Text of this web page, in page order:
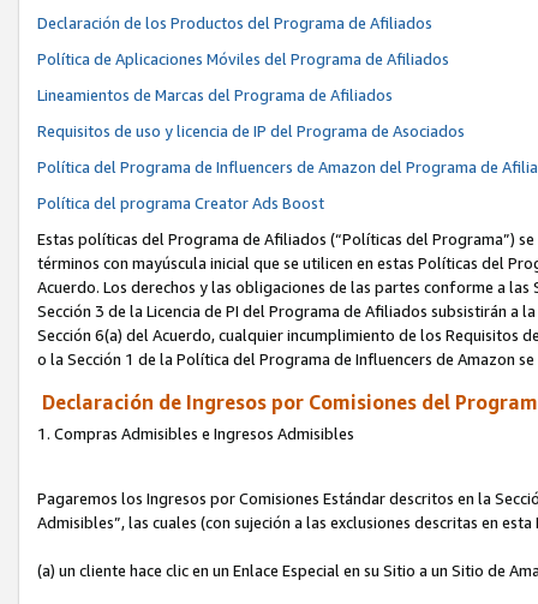
Declaración de los Productos del Programa de Afiliados
Política de Aplicaciones Móviles del Programa de Afiliados
Lineamientos de Marcas del Programa de Afiliados
Requisitos de uso y licencia de IP del Programa de Asociados
Política del Programa de Influencers de Amazon del Programa de
Política del programa Creator Ads Boost
Estas políticas del Programa de Afiliados (“Políticas del Programa”)
términos con mayúscula inicial que se utilicen en estas Políticas del
Acuerdo. Los derechos y las obligaciones de las partes conforme a
Sección 3 de la Licencia de PI del Programa de Afiliados subsistirán
Sección 6(a) del Acuerdo, cualquier incumplimiento de los Requisitos
o la Sección 1 de la Política del Programa de Influencers de Amazon
Declaración de Ingresos por Comisiones del
1. Compras Admisibles e Ingresos Admisibles
Pagaremos los Ingresos por Comisiones Estándar descritos en la
Admisibles”, las cuales (con sujeción a las exclusiones descritas en
(a) un cliente hace clic en un Enlace Especial en su Sitio a un Sitio de